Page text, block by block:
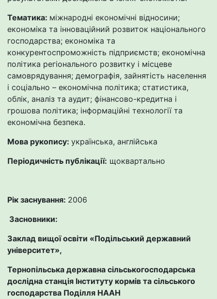
Тематика: міжнародні економічні відносини;
економіка та інноваційний розвиток національного
господарства; економіка та
конкурентоспроможність підприємств; економічна
політика регіонального розвитку і місцеве
самоврядування; демографія, зайнятість населення
і соціально – економічна політика; статистика,
облік, аналіз та аудит; фінансово-кредитна і
грошова політика; інформаційні технології та
економічна безпека.
Мова рукопису: українська, англійська
Періодичність публікації: щоквартально
Рік заснування: 2006
Засновники:
Заклад вищої освіти «Подільський державний
університет»,
Тернопільська державна сільськогосподарська
дослідна станція Інституту кормів та сільського
господарства Поділля НААН